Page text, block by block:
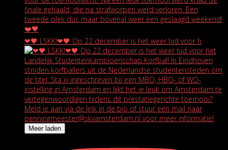
❤🖤 LSKK!❤🖤 Op 22 december is het weer tijd voor h
Meer laden